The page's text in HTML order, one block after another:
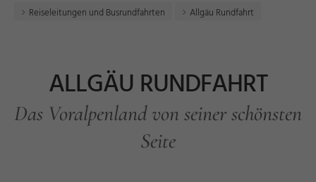
Reiseleitungen und Busrundfahrten
Allgäu Rundfahrt
ALLGÄU RUNDFAHRT
Das Voralpenland von seiner schönsten
Seite